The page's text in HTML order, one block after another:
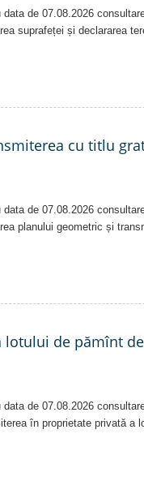
de 07.08.2026
suprafeței și declararea
cu titlu
de 07.08.2026
planului geometric și
lotului de pămînt
de 07.08.2026
în proprietate privată a